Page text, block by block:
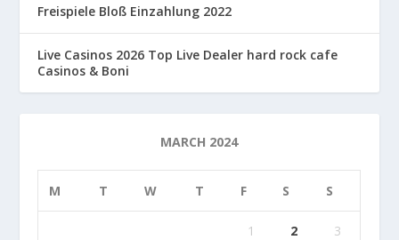
Freispiele Bloß Einzahlung 2022
Live Casinos 2026 Top Live Dealer hard rock cafe
Casinos & Boni
MARCH 2024
M T W T F S S
1 2 3